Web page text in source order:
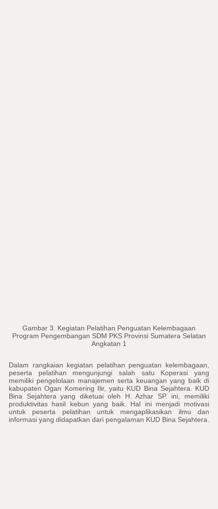
Gambar 3. Kegiatan Pelatihan Penguatan Kelembagaan
Program Pengembangan SDM PKS Provinsi Sumatera Selatan
Angkatan 1
Dalam rangkaian kegiatan pelatihan penguatan kelembagaan,
peserta pelatihan mengunjungi salah satu Koperasi yang
memiliki pengelolaan manajemen serta keuangan yang baik di
kabupaten Ogan Komering Ilir, yaitu KUD Bina Sejahtera. KUD
Bina Sejahtera yang diketuai oleh H. Azhar SP. ini, memiliki
produktivitas hasil kebun yang baik. Hal ini menjadi motivasi
untuk peserta pelatihan untuk mengaplikasikan ilmu dan
informasi yang didapatkan dari pengalaman KUD Bina Sejahtera.